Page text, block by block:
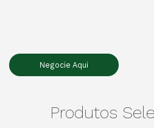
Negocie Aqui
Produtos